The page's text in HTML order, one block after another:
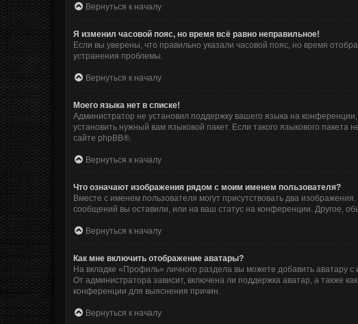
Вернуться к началу
Я изменил часовой пояс, но время всё равно неправильное!
Если вы уверены, что правильно указали часовой пояс, но время
устранения проблемы.
Вернуться к началу
Моего языка нет в списке!
Администратор не установил поддержку вашего языка на
установить нужный вам языковой пакет. Если такого языкового
сайте phpBB®.
Вернуться к началу
Что означают изображения рядом с моим именем пользователя?
Вместе с именем пользователя могут присутствовать два
сообщений вы оставили, или на ваш статус на конференции. Другое,
Вернуться к началу
Как мне включить отображение аватары?
На вкладке «Профиль» личного раздела вы можете добавить аватару
От администратора зависит, включена ли поддержка аватар, а также
конференции для выяснения причин.
Вернуться к началу